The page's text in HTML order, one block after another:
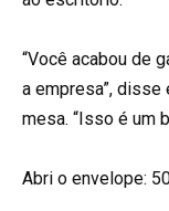
“Você acabou de
a empresa”,
mesa. “Isso é um
Abri o envelope: